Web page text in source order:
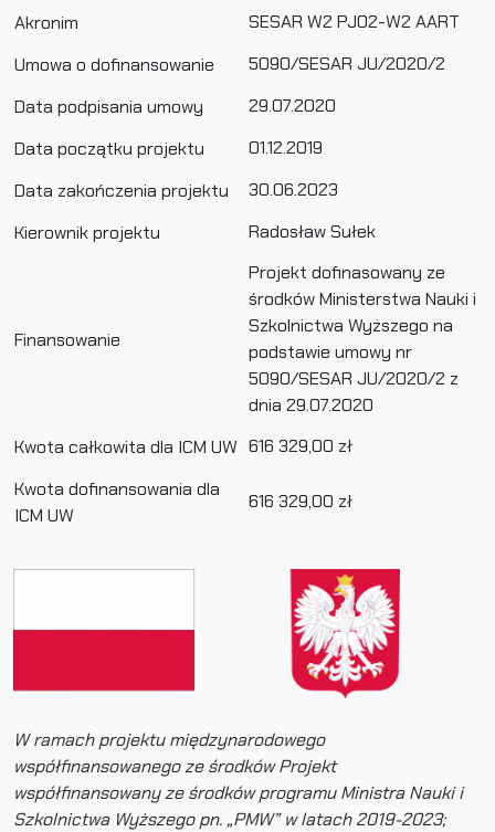
Akronim
SESAR W2 PJ02-W2 AART
Umowa o dofinansowanie
5090/SESAR JU/2020/2
Data podpisania umowy
29.07.2020
Data początku projektu
01.12.2019
Data zakończenia projektu
30.06.2023
Kierownik projektu
Radosław Sułek
Finansowanie
Projekt dofinasowany ze
środków Ministerstwa Nauki i
Szkolnictwa Wyższego na
podstawie umowy nr
5090/SESAR JU/2020/2 z
dnia 29.07.2020
Kwota całkowita dla ICM UW 616 329,00 zł
Kwota dofinansowania dla
ICM UW
616 329,00 zł
W ramach projektu międzynarodowego
współfinansowanego ze środków Projekt
współfinansowany ze środków programu Ministra Nauki i
Szkolnictwa Wyższego pn. „PMW” w latach 2019-2023;